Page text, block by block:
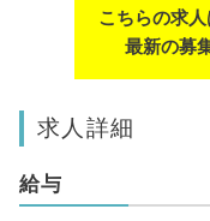
こちらの求人
最新の募
求人詳細
給与